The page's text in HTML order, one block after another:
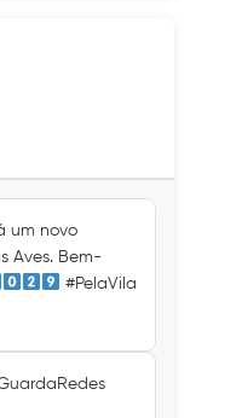
um novo
Aves. Bem-
#PelaVila